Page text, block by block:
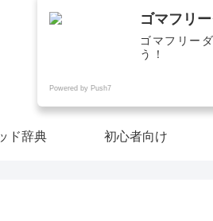
Python
ゴマフ
ド辞典 初心者向け
ゴマフリ
ゴマフリー
う！
Powered by Push7